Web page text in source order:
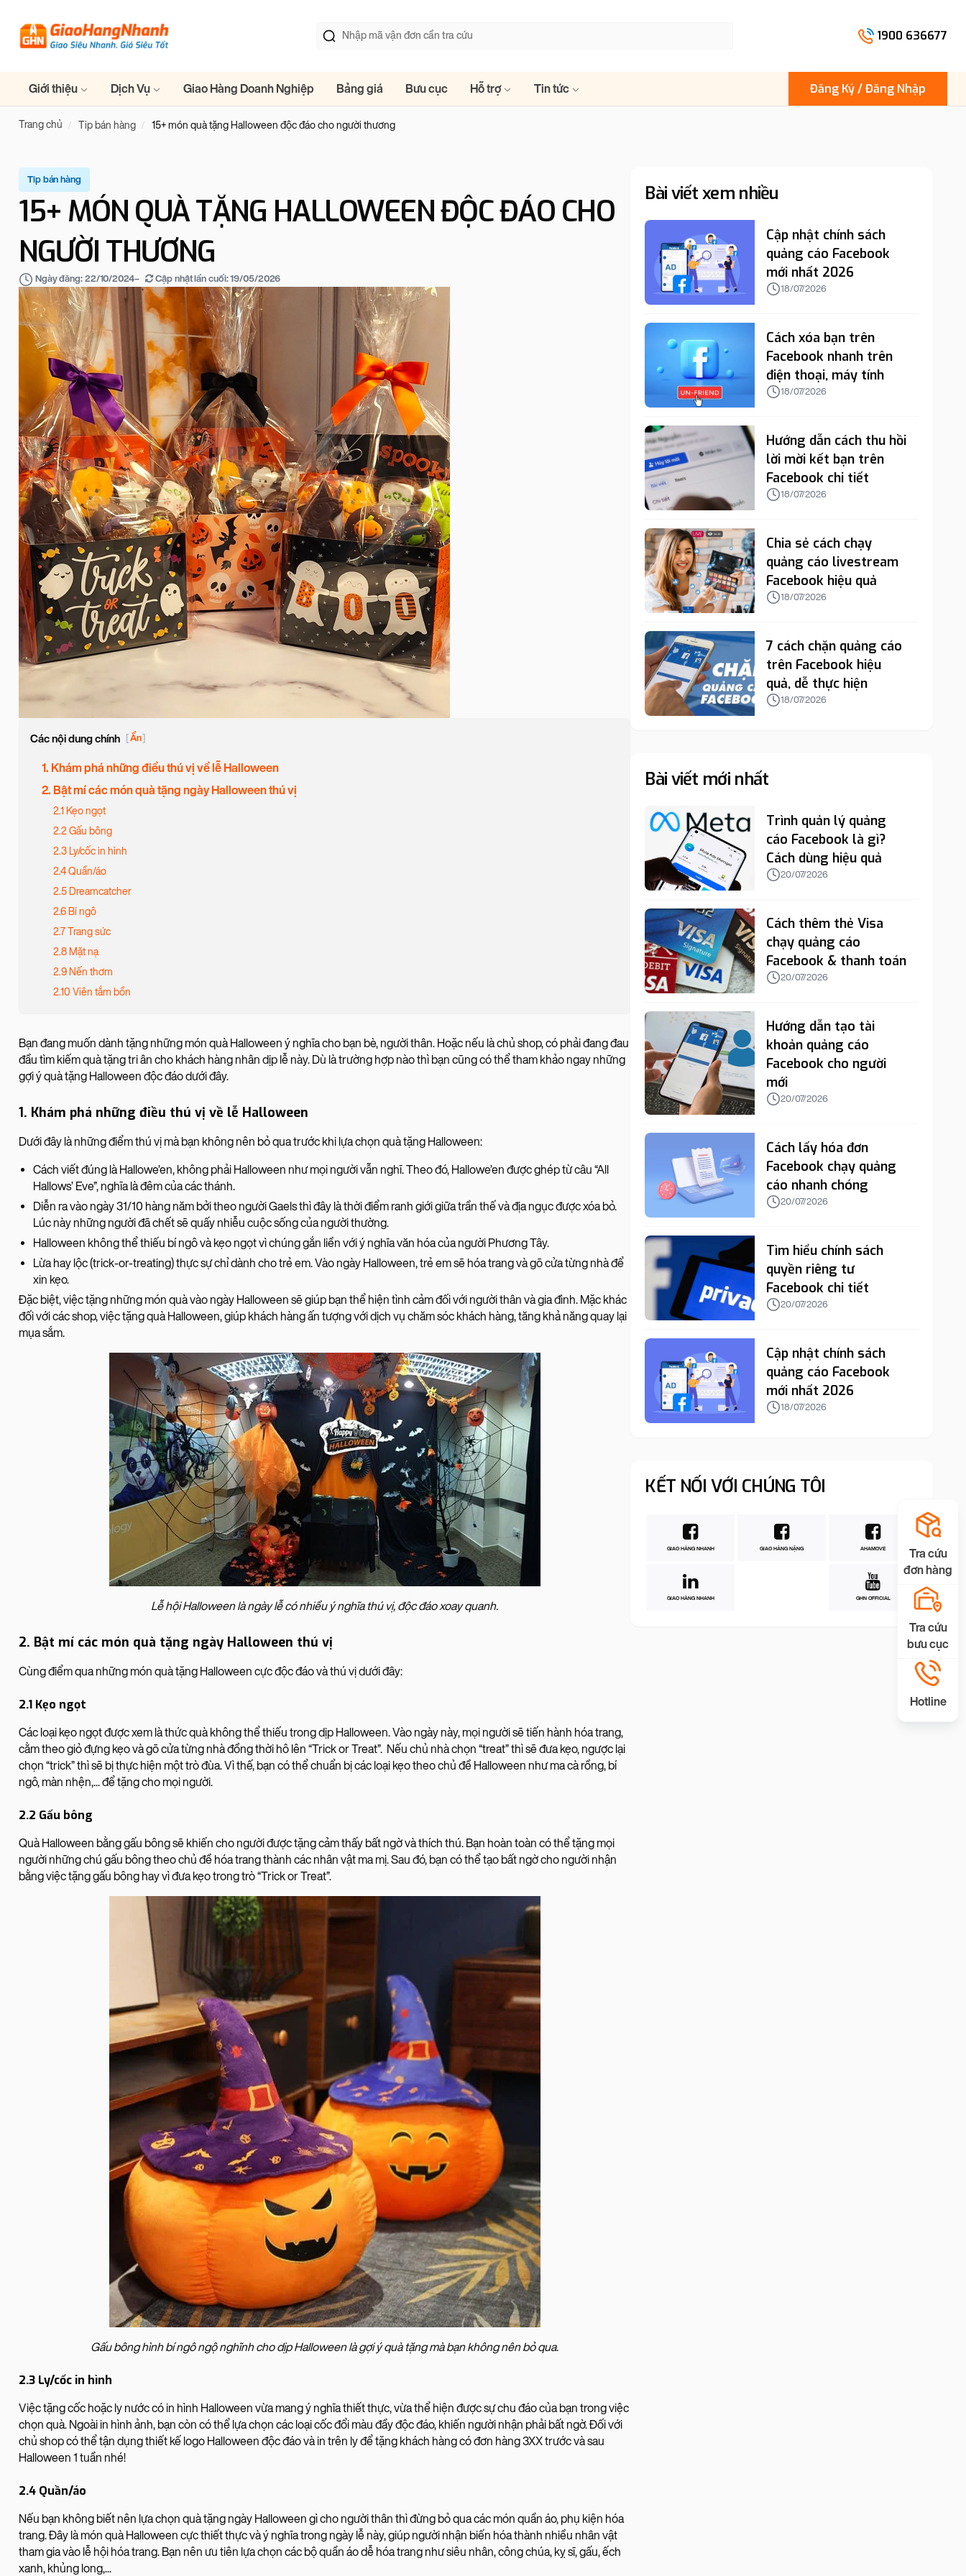
1900 636677
Giới thiệu Dịch Vụ Giao Hàng Doanh Nghiệp Bảng giá Bưu cục Hỗ trợ Tin tức Đăng Ký / Đăng Nhập
Trang chủ Tip bán hàng 15+ món quà tặng Halloween độc đáo cho người thương
Tip bán hàng
15+ MÓN QUÀ TẶNG HALLOWEEN ĐỘC ĐÁO CHO
NGƯỜI THƯƠNG
Ngày đăng: 22/10/2024– Cập nhật lần cuối:19/05/2026
Các nội dung chính [Ẩn]
1. Khám phá những điều thú vị về lễ Halloween
2. Bật mí các món quà tặng ngày Halloween thú vị
2.1 Kẹo ngọt
2.2 Gấu bông
2.3 Ly/cốc in hình
2.4 Quần/áo
2.5 Dreamcatcher
2.6 Bí ngô
2.7 Trang sức
2.8 Mặt nạ
2.9 Nến thơm
2.10 Viên tắm bồn
Bạn đang muốn dành tặng những món quà Halloween ý nghĩa cho bạn bè, người thân. Hoặc nếu là chủ shop, có phải đang đau
đầu tìm kiếm quà tặng tri ân cho khách hàng nhân dịp lễ này. Dù là trường hợp nào thì bạn cũng có thể tham khảo ngay những
gợi ý quà tặng Halloween độc đáo dưới đây.
1. Khám phá những điều thú vị về lễ Halloween
Dưới đây là những điểm thú vị mà bạn không nên bỏ qua trước khi lựa chọn quà tặng Halloween:
Cách viết đúng là Hallowe’en, không phải Halloween như mọi người vẫn nghĩ. Theo đó, Hallowe’en được ghép từ câu “All
Hallows’ Eve”, nghĩa là đêm của các thánh.
Diễn ra vào ngày 31/10 hàng năm bởi theo người Gaels thì đây là thời điểm ranh giới giữa trần thế và địa ngục được xóa bỏ.
Lúc này những người đã chết sẽ quấy nhiễu cuộc sống của người thường.
Halloween không thể thiếu bí ngô và kẹo ngọt vì chúng gắn liền với ý nghĩa văn hóa của người Phương Tây.
Lừa hay lộc (trick-or-treating) thực sự chỉ dành cho trẻ em. Vào ngày Halloween, trẻ em sẽ hóa trang và gõ cửa từng nhà để
xin kẹo.
Đặc biệt, việc tặng những món quà vào ngày Halloween sẽ giúp bạn thể hiện tình cảm đối với người thân và gia đình. Mặc khác
đối với các shop, việc tặng quà Halloween, giúp khách hàng ấn tượng với dịch vụ chăm sóc khách hàng, tăng khả năng quay lại
mụa sắm.
Lễ hội Halloween là ngày lễ có nhiều ý nghĩa thú vị, độc đáo xoay quanh.
2. Bật mí các món quà tặng ngày Halloween thú vị
Cùng điểm qua những món quà tặng Halloween cực độc đáo và thú vị dưới đây:
2.1 Kẹo ngọt
Các loại kẹo ngọt được xem là thức quà không thể thiếu trong dịp Halloween. Vào ngày này, mọi người sẽ tiến hành hóa trang,
cằm theo giỏ đựng kẹo và gõ cửa từng nhà đồng thời hô lên “Trick or Treat”. Nếu chủ nhà chọn “treat” thì sẽ đưa kẹo, ngược lại
chọn “trick” thì sẽ bị thực hiện một trò đùa. Vì thế, bạn có thể chuẩn bị các loại kẹo theo chủ đề Halloween như ma cà rồng, bí
ngô, màn nhện,... để tặng cho mọi người.
2.2 Gấu bông
Quà Halloween bằng gấu bông sẽ khiến cho người được tặng cảm thấy bất ngờ và thích thú. Bạn hoàn toàn có thể tặng mọi
người những chú gấu bông theo chủ đề hóa trang thành các nhân vật ma mị. Sau đó, bạn có thể tạo bất ngờ cho người nhận
bằng việc tặng gấu bông hay vì đưa kẹo trong trò “Trick or Treat”.
Gấu bông hình bí ngô ngộ nghĩnh cho dịp Halloween là gợi ý quà tặng mà bạn không nên bỏ qua.
2.3 Ly/cốc in hình
Việc tặng cốc hoặc ly nước có in hình Halloween vừa mang ý nghĩa thiết thực, vừa thể hiện được sự chu đáo của bạn trong việc
chọn quà. Ngoài in hình ảnh, bạn còn có thể lựa chọn các loại cốc đổi màu đầy độc đáo, khiến người nhận phải bất ngờ. Đối với
chủ shop có thể tận dụng thiết kế logo Halloween độc đáo và in trên ly để tặng khách hàng có đơn hàng 3XX trước và sau
Halloween 1 tuần nhé!
2.4 Quần/áo
Nếu bạn không biết nên lựa chọn quà tặng ngày Halloween gì cho người thân thì đừng bỏ qua các món quần áo, phụ kiện hóa
trang. Đây là món quà Halloween cực thiết thực và ý nghĩa trong ngày lễ này, giúp người nhận biến hóa thành nhiều nhân vật
tham gia vào lễ hội hóa trang. Bạn nên ưu tiên lựa chọn các bộ quần áo dễ hóa trang như siêu nhân, công chúa, kỵ sĩ, gấu, ếch
xanh, khủng long,...
Bài viết xem nhiều
Cập nhật chính sách
quảng cáo Facebook
mới nhất 2026
18/07/2026
Cách xóa bạn trên
Facebook nhanh trên
điện thoại, máy tính
18/07/2026
Hướng dẫn cách thu hồi
lời mời kết bạn trên
Facebook chi tiết
18/07/2026
Chia sẻ cách chạy
quảng cáo livestream
Facebook hiệu quả
18/07/2026
7 cách chặn quảng cáo
trên Facebook hiệu
quả, dễ thực hiện
18/07/2026
Bài viết mới nhất
Trình quản lý quảng
cáo Facebook là gì?
Cách dùng hiệu quả
20/07/2026
Cách thêm thẻ Visa
chạy quảng cáo
Facebook & thanh toán
20/07/2026
Hướng dẫn tạo tài
khoản quảng cáo
Facebook cho người
mới
20/07/2026
Cách lấy hóa đơn
Facebook chạy quảng
cáo nhanh chóng
20/07/2026
Tìm hiểu chính sách
quyền riêng tư
Facebook chi tiết
20/07/2026
Cập nhật chính sách
quảng cáo Facebook
mới nhất 2026
18/07/2026
KẾT NỐI VỚI CHÚNG TÔI
GIAO HÀNG NHANH GIAO HÀNG NẶNG AHAMOVE
GIAO HÀNG NHANH GHN OFFICIAL
Tra cứu
đơn hàng
Tra cứu
bưu cục
Hotline